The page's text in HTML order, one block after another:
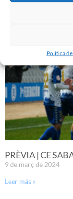
Politica
PRÈVIA | CE
9 de març de 2024
Leer más »